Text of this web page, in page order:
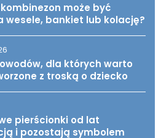
może być
wesele, bankiet lub kolację?
dla których warto
z troską o dziecko
pierścionki od lat
i pozostają symbolem